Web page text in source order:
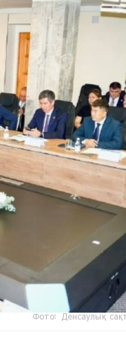
Фото: Денсаулық